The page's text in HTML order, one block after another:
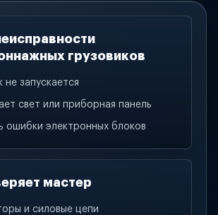
грузовиков
не запускается
свет или приборная панель
ошибки электронных блоков
мастер
и силовые цепи